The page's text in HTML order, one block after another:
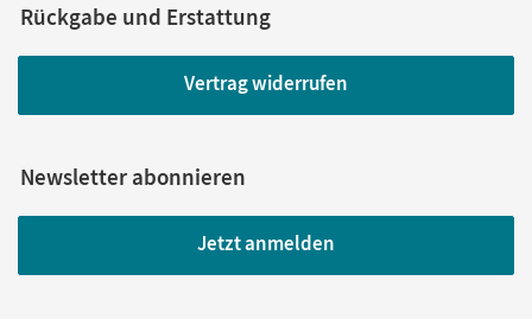
Rückgabe und Erstattung
Vertrag widerrufen
Newsletter abonnieren
Jetzt anmelden